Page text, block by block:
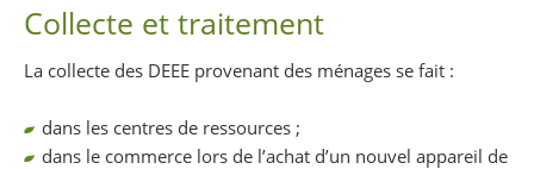
Collecte et traitement
La collecte des DEEE provenant des ménages se fait :
dans les centres de ressources ;
dans le commerce lors de l’achat d’un nouvel appareil de